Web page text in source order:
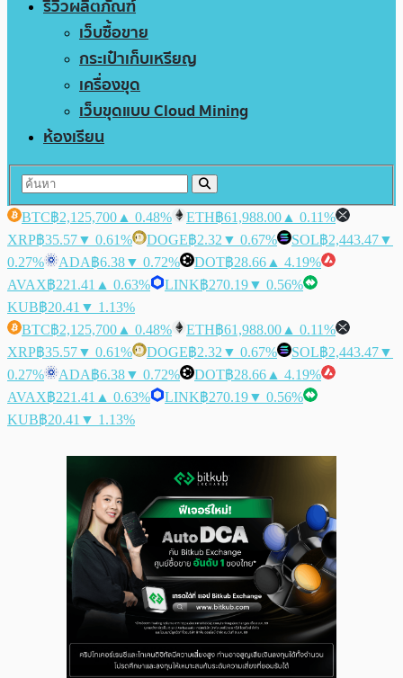
รีวิวผลิตภัณฑ์
เว็บซื้อขาย
กระเป๋าเก็บเหรียญ
เครื่องขุด
เว็บขุดแบบ Cloud Mining
ห้องเรียน
BTC฿2,125,700 ▲ 0.48% ETH฿61,988.00 ▲ 0.11%
XRP฿35.57▼ 0.61% DOGE฿2.32 ▼ 0.67% SOL฿2,443.47▼
0.27%
ADA฿6.38▼ 0.72% DOT฿28.66 ▲ 4.19%
AVAX฿221.41 ▲ 0.63% LINK฿270.19▼ 0.56%
KUB฿20.41 ▼ 1.13%
BTC฿2,125,700 ▲ 0.48% ETH฿61,988.00 ▲ 0.11%
XRP฿35.57▼ 0.61% DOGE฿2.32 ▼ 0.67% SOL฿2,443.47▼
0.27%
ADA฿6.38▼ 0.72% DOT฿28.66 ▲ 4.19%
AVAX฿221.41 ▲ 0.63% LINK฿270.19▼ 0.56%
KUB฿20.41 ▼ 1.13%